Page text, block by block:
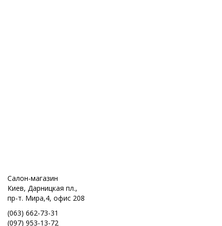
Салон-магазин
Киев, Дарницкая пл.,
пр-т. Мира,4, офис 208
(063) 662-73-31
(097) 953-13-72